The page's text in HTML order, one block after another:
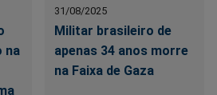
na
31/08/2025
Militar brasileiro de
apenas 34 anos morre
na Faixa de Gaza